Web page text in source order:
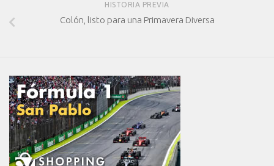
HISTORIA PREVIA
Colón, listo para una Primavera Diversa